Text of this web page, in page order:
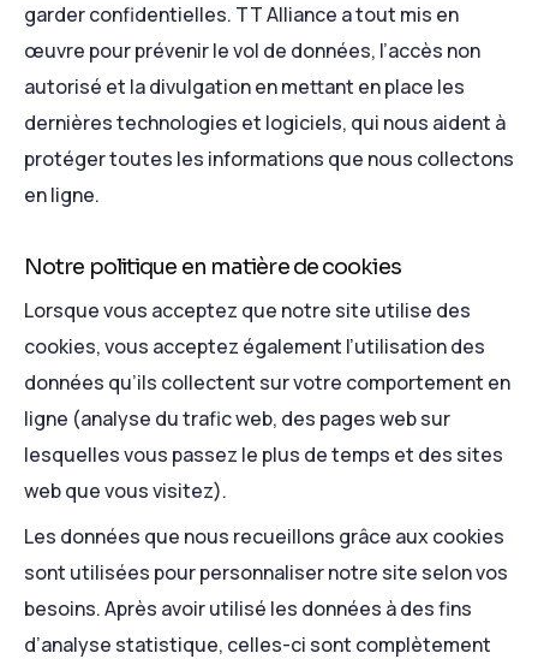
garder confidentielles. TT Alliance a tout mis en
œuvre pour prévenir le vol de données, l’accès non
autorisé et la divulgation en mettant en place les
dernières technologies et logiciels, qui nous aident à
protéger toutes les informations que nous collectons
en ligne.
Notre politique en matière de cookies
Lorsque vous acceptez que notre site utilise des
cookies, vous acceptez également l’utilisation des
données qu’ils collectent sur votre comportement en
ligne (analyse du trafic web, des pages web sur
lesquelles vous passez le plus de temps et des sites
web que vous visitez).
Les données que nous recueillons grâce aux cookies
sont utilisées pour personnaliser notre site selon vos
besoins. Après avoir utilisé les données à des fins
d’analyse statistique, celles-ci sont complètement